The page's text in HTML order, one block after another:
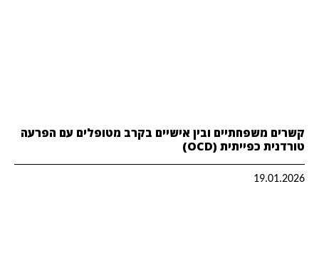
קשרים משפחתיים ובין אישיים בקרב מטופלים עם הפרעה
טורדנית כפייתית (OCD)
19.01.2026